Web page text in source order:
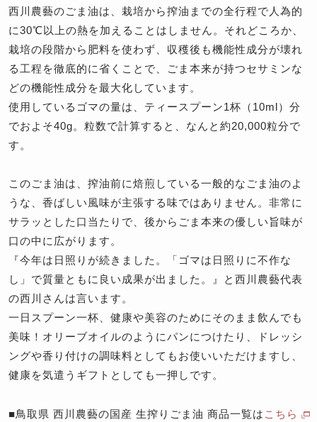
西川農藝のごま油は、栽培から搾油までの全行程で人為的
に30℃以上の熱を加えることはしません。それどころか、
栽培の段階から肥料を使わず、収穫後も機能性成分が壊れ
る工程を徹底的に省くことで、ごま本来が持つセサミンな
どの機能性成分を最大化しています。
使用しているゴマの量は、ティースプーン1杯（10ml）分
でおよそ40g。粒数で計算すると、なんと約20,000粒分で
す。
このごま油は、搾油前に焙煎している一般的なごま油のよ
うな、香ばしい風味が主張する味ではありません。非常に
サラッとした口当たりで、後からごま本来の優しい旨味が
口の中に広がります。
『今年は日照りが続きました。「ゴマは日照りに不作な
し」で質量ともに良い成果が出ました。』と西川農藝代表
の西川さんは言います。
一日スプーン一杯、健康や美容のためにそのまま飲んでも
美味！オリーブオイルのようにパンにつけたり、ドレッシ
ングや香り付けの調味料としてもお使いいただけますし、
健康を気遣うギフトとしても一押しです。
■鳥取県 西川農藝の国産 生搾りごま油 商品一覧は こちら